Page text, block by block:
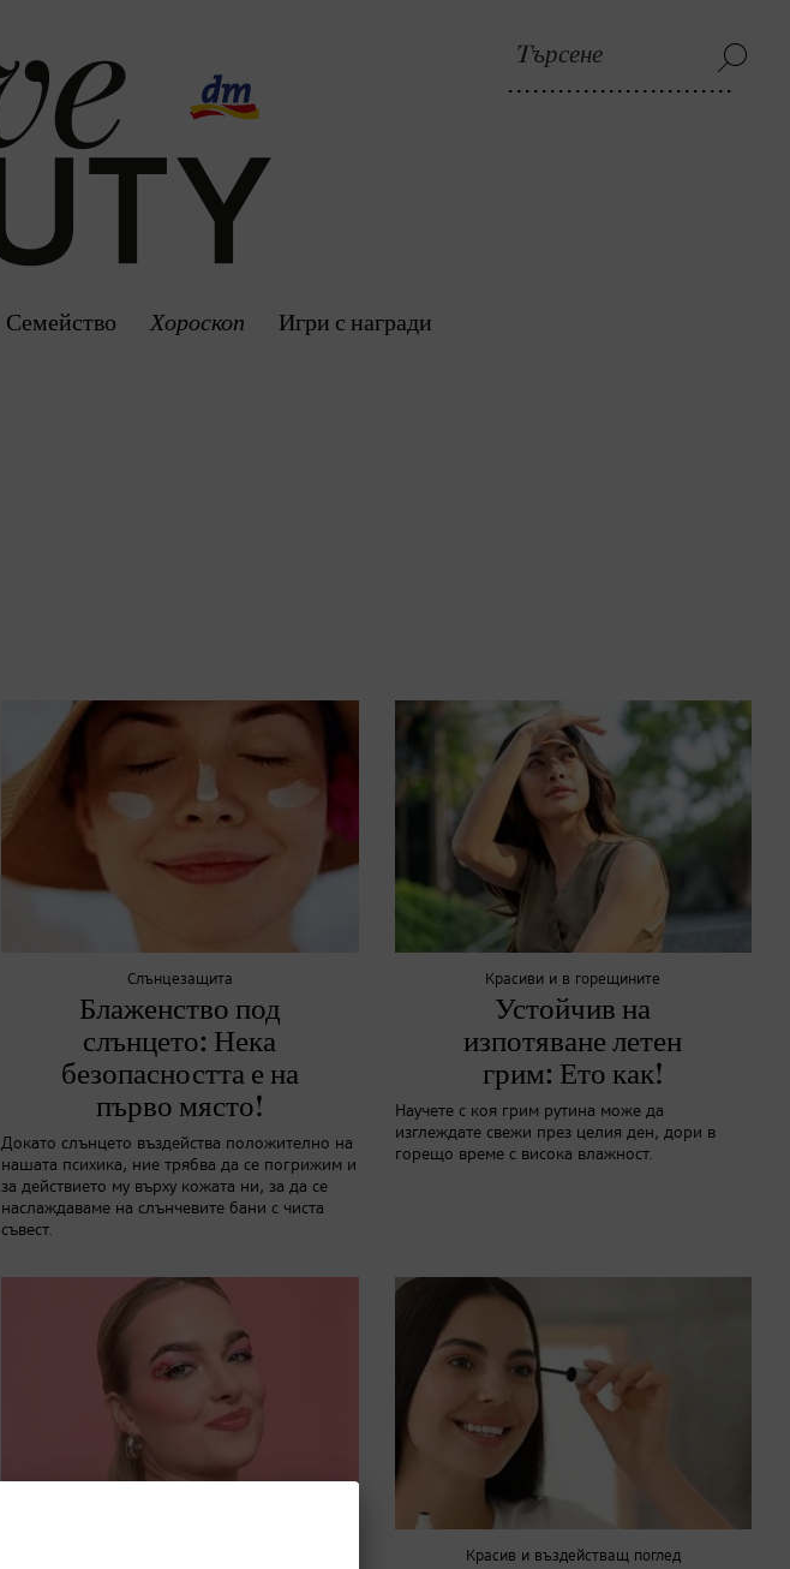
Семейство Хороскоп Игри с награди
Слънцезащита
Блаженство под
слънцето: Нека
безопасността е на
първо място!
Докато слънцето въздейства положително на
нашата психика, ние трябва да се погрижим и
за действието му върху кожата ни, за да се
наслаждаваме на слънчевите бани с чиста
съвест.
Красиви и в горещините
Устойчив на
изпотяване летен
грим: Ето как!
Научете с коя грим рутина може да
изглеждате свежи през целия ден, дори в
горещо време с висока влажност.
Красив и въздействащ поглед